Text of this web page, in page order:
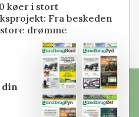
køer i stort
Fra beskeden
drømme
din